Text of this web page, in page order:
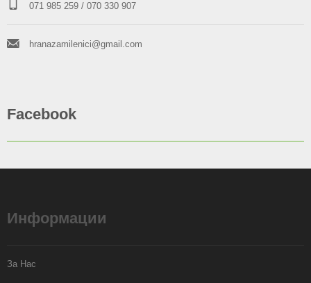
071 985 259 / 070 330 907
hranazamilenici@gmail.com
Facebook
Информации
За Нас